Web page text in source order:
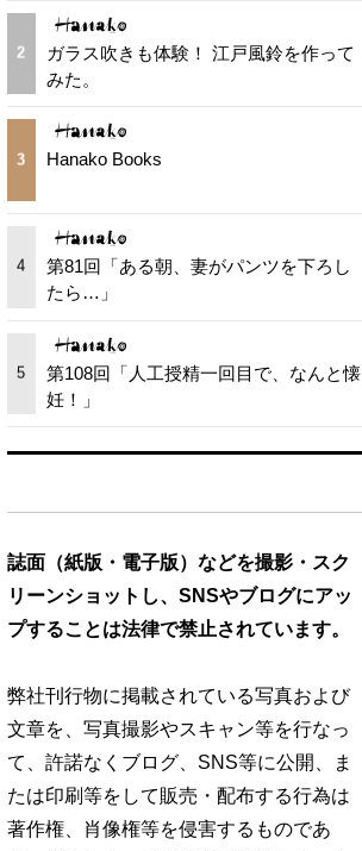
2
ガラス吹きも体験！ 江戸風鈴を作って
みた。
3 Hanako Books
4
第81回「ある朝、妻がパンツを下ろし
たら…」
5
第108回「人工授精一回目で、なんと懐
妊！」
誌面（紙版・電子版）などを撮影・スク
リーンショットし、SNSやブログにアッ
プすることは法律で禁止されています。
弊社刊行物に掲載されている写真および
文章を、写真撮影やスキャン等を行なっ
て、許諾なくブログ、SNS等に公開、ま
たは印刷等をして販売・配布する行為は
著作権、肖像権等を侵害するものであ